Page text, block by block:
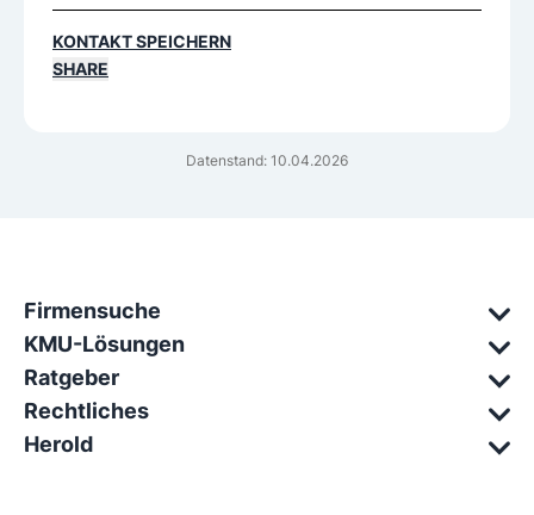
Datenstand: 10.04.2026
KONTAKT SPEICHERN
SHARE
Firmensuche
KMU-Lösungen
Ratgeber
Rechtliches
Herold